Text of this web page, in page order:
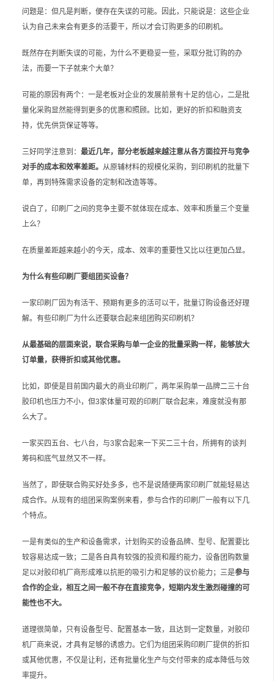
问题是：但凡是判断，便存在失误的可能。因此，只能说是：这些企业
认为自己未来会有更多的活要干，所以才会订购更多的印刷机。
既然存在判断失误的可能，为什么不更稳妥一些，采取分批订购的办
法，而要一下子就来个大单？
可能的原因有两个：一是老板对企业的发展前景有十足的信心，二是批
量化采购显然能得到更多的优惠和照顾。比如，更好的折扣和融资支
持，优先供货保证等等。
三好同学注意到： 最近几年，部分老板越来越注意从各方面拉开与竞争
对手的成本和效率差距。 从原辅材料的规模化采购，到印刷机的批量下
单，再到特殊需求设备的定制和改造等等。
说白了，印刷厂之间的竞争主要不就体现在成本、效率和质量三个变量
上么？
在质量差距越来越小的今天，成本、效率的重要性又比以往更加凸显。
为什么有些印刷厂要组团买设备？
一家印刷厂因为有活干、预期有更多的活可以干，批量订购设备还好理
解。有些印刷厂为什么还要联合起来组团购买印刷机？
从最基础的层面来说，联合采购与单一企业的批量采购一样，能够放大
订单量，获得折扣或其他优惠。
比如，即使是目前国内最大的商业印刷厂，两年采购单一品牌二三十台
胶印机也压力不小，但3家体量可观的印刷厂联合起来，难度就没有那
么大了。
一家买四五台、七八台，与3家合起来一下买二三十台，所拥有的谈判
筹码和底气显然又不一样。
当然了，即使联合购买好处多多，也不是说随便两家印刷厂就能轻易达
成合作。从现有的组团采购案例来看，参与合作的印刷厂一般有以下几
个特点。
一是有类似的生产和设备需求，计划购买的设备品牌、型号、配置要比
较容易达成一致；二是各自具有较强的投资和履约能力，设备团购数量
足以对胶印机厂商形成难以抗拒的吸引力和足够的议价能力；三是参与
合作的企业，相互之间一般不存在直接竞争，短期内发生激烈碰撞的可
能性也不大。
道理很简单，只有设备型号、配置基本一致，且达到一定数量，对胶印
机厂商来说，才具有足够的诱惑力。它们为组团采购印刷厂提供的折扣
或其他优惠，不仅是让利，还有批量化生产与交付带来的成本降低与效
率提升。